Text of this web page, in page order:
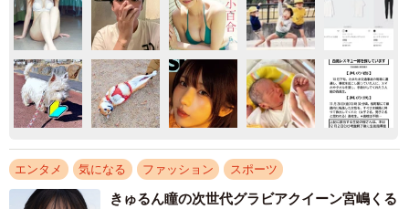
エンタメ 気になる ファッション スポーツ
きゅるん瞳の次世代グラビアクイーン宮嶋くる